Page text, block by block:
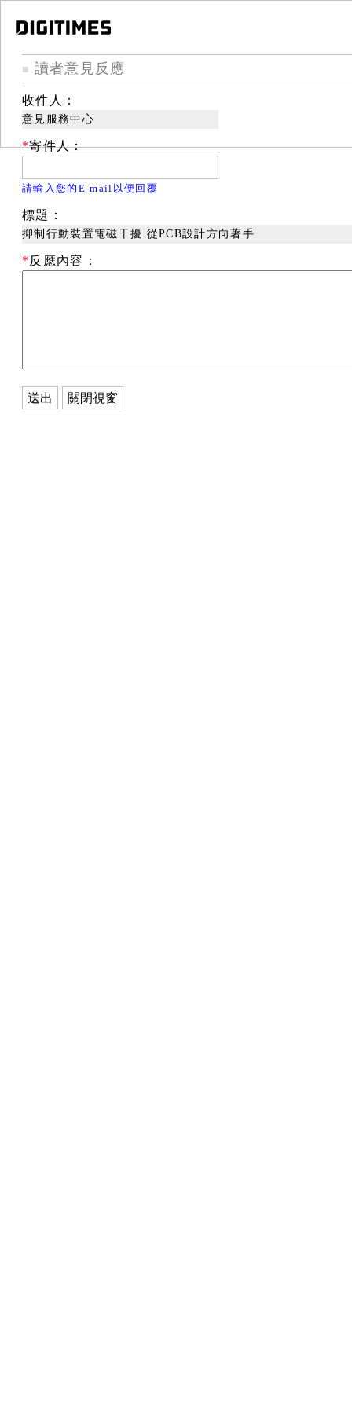
■ 讀者意見反應
收件人：
意見服務中心
*寄件人：
請輸入您的E-mail以便回覆
標題：
抑制行動裝置電磁干擾 從PCB設計方向著手
* 反應內容：